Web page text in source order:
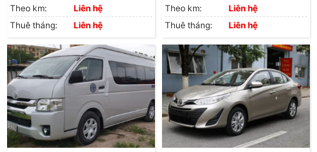
Theo km:
Liên hệ
Thuê tháng:
Liên hệ
Theo km:
Liên hệ
Thuê tháng:
Liên hệ